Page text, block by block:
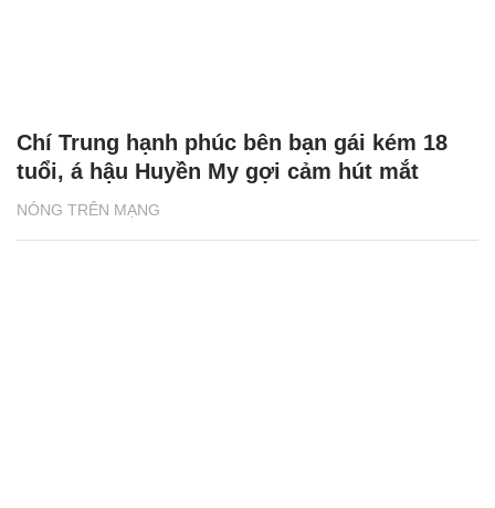
NÓNG TRÊN MẠNG
Chí Trung hạnh phúc bên bạn gái kém 18
tuổi, á hậu Huyền My gợi cảm hút mắt